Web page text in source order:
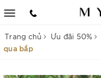
Trang chủ Ưu đãi 50%
qua bắp